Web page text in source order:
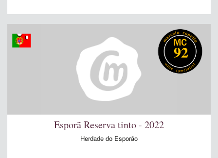
92
Esporã Reserva tinto - 2022
Herdade do Esporão